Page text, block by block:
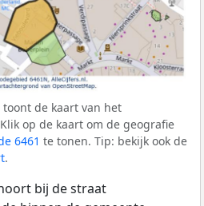
de kaart van het
op de kaart om de geografie
6461 te tonen. Tip: bekijk ook de
.
bij de straat